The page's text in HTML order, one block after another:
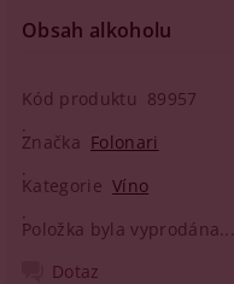
Obsah alkoholu
Kód produktu 89957
Značka Folonari
Kategorie Víno
Položka byla vyprodána...
Dotaz